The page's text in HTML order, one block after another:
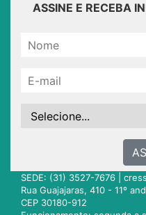
ASSINE E RECEBA
SEDE: (31) 3527-7676 |
Rua Guajajaras, 410 - 11º
CEP 30180-912